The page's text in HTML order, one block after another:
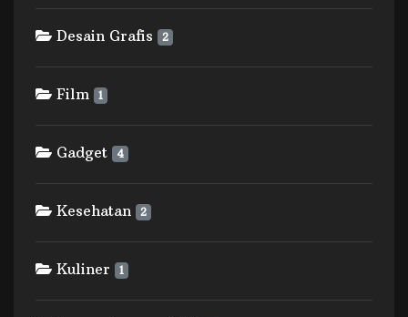
Desain Grafis 2
Film 1
Gadget 4
Kesehatan 2
Kuliner 1